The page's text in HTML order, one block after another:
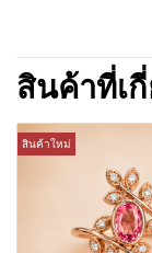
สินค้าที่เ
สินค้าใหม่